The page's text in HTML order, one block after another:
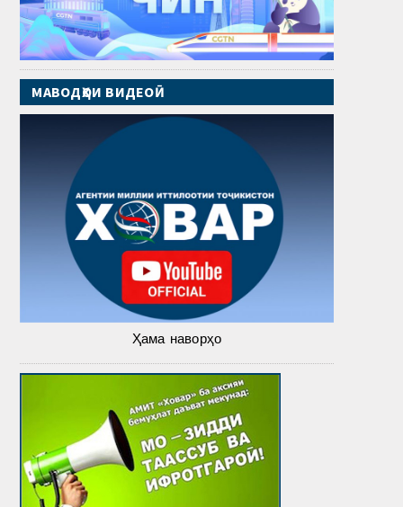
МАВОДҲОИ ВИДЕОӢ
Ҳама наворҳо